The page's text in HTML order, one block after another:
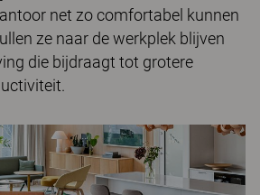
net zo comfortabel kunnen
ze naar de werkplek blijven
die bijdraagt tot grotere